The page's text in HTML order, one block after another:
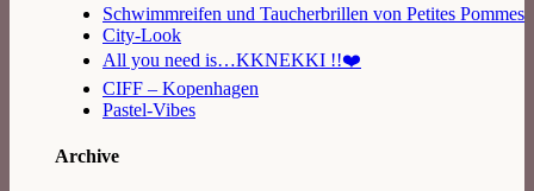
Schwimmreifen und Taucherbrillen von Petites Pommes
City-Look
All you need is…KKNEKKI !!❤️
CIFF – Kopenhagen
Pastel-Vibes
Archive